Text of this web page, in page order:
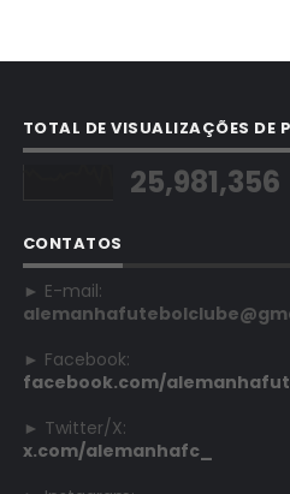
TOTAL DE VISUALIZAÇÕES DE
25,981,356
CONTATOS
► E-mail:
► Facebook:
facebook.com/
► Twitter/X:
x.com/alemanhafc_